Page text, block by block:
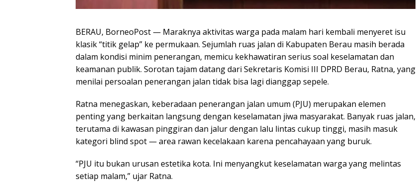
BERAU, BorneoPost — Maraknya aktivitas warga pada malam hari kembali menyeret isu
klasik “titik gelap” ke permukaan. Sejumlah ruas jalan di Kabupaten Berau masih berada
dalam kondisi minim penerangan, memicu kekhawatiran serius soal keselamatan dan
keamanan publik. Sorotan tajam datang dari Sekretaris Komisi III DPRD Berau, Ratna, yang
menilai persoalan penerangan jalan tidak bisa lagi dianggap sepele.
Ratna menegaskan, keberadaan penerangan jalan umum (PJU) merupakan elemen
penting yang berkaitan langsung dengan keselamatan jiwa masyarakat. Banyak ruas jalan,
terutama di kawasan pinggiran dan jalur dengan lalu lintas cukup tinggi, masih masuk
kategori blind spot — area rawan kecelakaan karena pencahayaan yang buruk.
“PJU itu bukan urusan estetika kota. Ini menyangkut keselamatan warga yang melintas
setiap malam,” ujar Ratna.